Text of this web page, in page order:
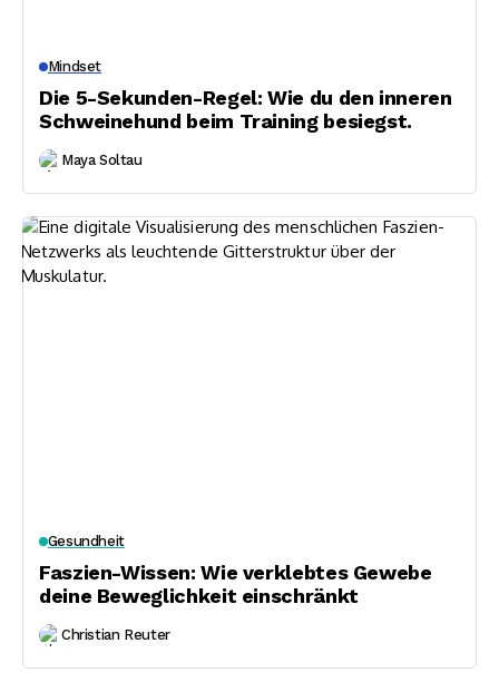
Mindset
Die 5-Sekunden-Regel: Wie du den inneren
Schweinehund beim Training besiegst.
Maya Soltau
Gesundheit
Faszien-Wissen: Wie verklebtes Gewebe
deine Beweglichkeit einschränkt
Christian Reuter